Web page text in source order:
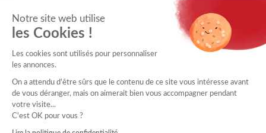
Notre site web utilise
les Cookies !
Les cookies sont utilisés pour personnaliser
les annonces.
On a attendu d'être sûrs que le contenu de ce site vous intéresse avant
de vous déranger, mais on aimerait bien vous accompagner pendant
votre visite...
C'est OK pour vous ?
© 2025 MFGS -
PERSONNELLES